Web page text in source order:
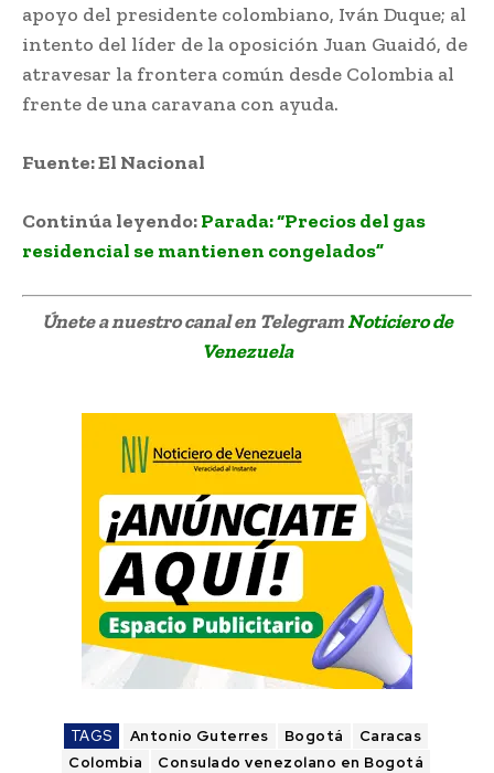
apoyo del presidente colombiano, Iván Duque; al
intento del líder de la oposición Juan Guaidó, de
atravesar la frontera común desde Colombia al
frente de una caravana con ayuda.
Fuente: El Nacional
Continúa leyendo:Parada: “Precios del gas
residencial se mantienen congelados”
Únete a nuestro canal en TelegramNoticiero de
Venezuela
TAGS Antonio Guterres Bogotá
Caracas
Colombia
Consulado venezolano en Bogotá